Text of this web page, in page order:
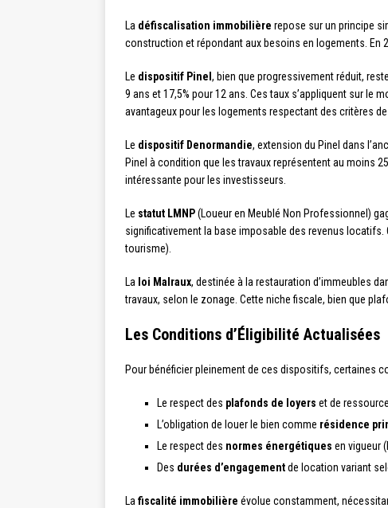
La défiscalisation immobilière repose sur un principe
construction et répondant aux besoins en logements. En
Le dispositif Pinel , bien que progressivement réduit,
9 ans et 17,5% pour 12 ans. Ces taux s’appliquent sur le
avantageux pour les logements respectant des critères
Le dispositif Denormandie, extension du Pinel dans
Pinel à condition que les travaux représentent au moins
intéressante pour les investisseurs.
Le statut LMNP(Loueur en Meublé Non Professionnel)
significativement la base imposable des revenus
tourisme).
La loi Malraux, destinée à la restauration d’immeubles
travaux, selon le zonage. Cette niche fiscale, bien que
Les Conditions d’Éligibilité Actualisées
Pour bénéficier pleinement de ces dispositifs, certaines
Le respect des plafonds de loyers et de
L’obligation de louer le bien comme résidence
Le respect des normes énergétiques en vigueur
Des durées d’engagementde location variant
La fiscalité immobilière évolue constamment,